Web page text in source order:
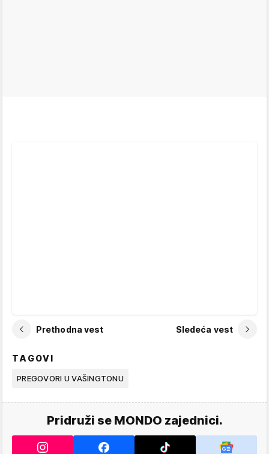
Prethodna vest Sledeća vest
TAGOVI
PREGOVORI U VAŠINGTONU
Pridruži se MONDO zajednici.